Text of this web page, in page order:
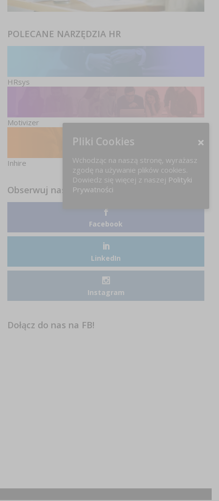
POLECANE NARZĘDZIA HR
HRsys
Motivizer
Inhire
Obserwuj nas
Facebook
LinkedIn
Instagram
Dołącz do nas na FB!
Pliki Cookies
Wchodząc na naszą stronę, wyrażasz
zgodę na używanie plików cookies.
Dowiedz się więcej z naszej Polityki
Prywatności